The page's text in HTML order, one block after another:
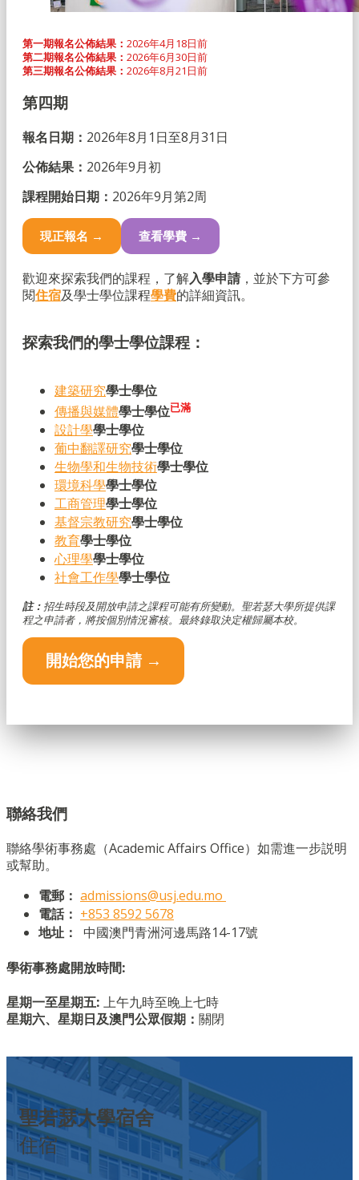
第一期報名公佈結果 ： 2026年4月18日前
第二期報名公佈結果 ： 2026年6月30日前
第三期報名公佈結果 ： 2026年8月21日前
第四期
報名日期： 2026年8月1日至8月31日
公佈結果： 2026年9月初
課程開始日期： 2026年9月第2周
現正報名 → 查看學費 →
歡迎來探索我們的課程，了解入學申請，並於下方可參
閱住宿及學士學位課程學費的詳細資訊。
探索我們的學士學位課程：
建築研究學士學位
傳播與媒體學士學位已滿
設計學學士學位
葡中翻譯研究學士學位
生物學和生物技術學士學位
環境科學學士學位
工商管理學士學位
基督宗教研究學士學位
教育學士學位
心理學學士學位
社會工作學學士學位
註： 招生時段及開放申請之課程可能有所變動。聖若瑟大學所提供課
程之申請者，將按個別情況審核。最終錄取決定權歸屬本校。
開始您的申請 →
聯絡我們
聯絡學術事務處（Academic Affairs Office）如需進一步説明
或幫助。
電郵： admissions@usj.edu.mo
電話： +853 8592 5678
地址： 中國澳門青洲河邊馬路14-17號
學術事務處開放時間:
星期一至星期五: 上午九時至晚上七時
星期六、星期日及澳門公眾假期： 關閉
聖若瑟大學宿舍
住宿